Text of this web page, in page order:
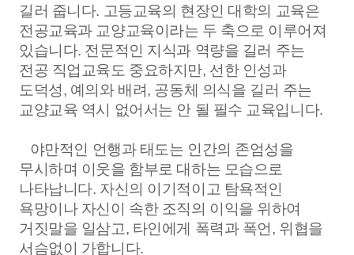
길러 줍니다. 고등교육의 현장인 대학의 교육은
전공교육과 교양교육이라는 두 축으로 이루어져
있습니다. 전문적인 지식과 역량을 길러 주는
전공 직업교육도 중요하지만, 선한 인성과
도덕성, 예의와 배려, 공동체 의식을 길러 주는
교양교육 역시 없어서는 안 될 필수 교육입니다.
야만적인 언행과 태도는 인간의 존엄성을
무시하며 이웃을 함부로 대하는 모습으로
나타납니다. 자신의 이기적이고 탐욕적인
욕망이나 자신이 속한 조직의 이익을 위하여
거짓말을 일삼고, 타인에게 폭력과 폭언 , 위협을
서슴없이 가합니다.